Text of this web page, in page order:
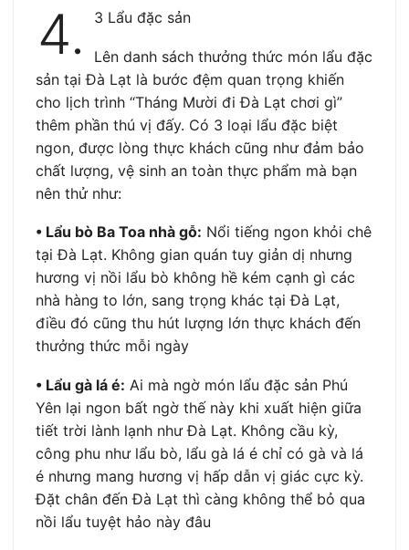
4. 3 Lẩu đặc sản
Lên danh sách thưởng thức món lẩu đặc
sản tại Đà Lạt là bước đệm quan trọng khiến
cho lịch trình “Tháng Mười đi Đà Lạt chơi gì”
thêm phần thú vị đấy. Có 3 loại lẩu đặc biệt
ngon, được lòng thực khách cũng như đảm bảo
chất lượng, vệ sinh an toàn thực phẩm mà bạn
nên thử như:
• Lẩu bò Ba Toa nhà gỗ: Nổi tiếng ngon khỏi chê
tại Đà Lạt. Không gian quán tuy giản dị nhưng
hương vị nồi lẩu bò không hề kém cạnh gì các
nhà hàng to lớn, sang trọng khác tại Đà Lạt,
điều đó cũng thu hút lượng lớn thực khách đến
thưởng thức mỗi ngày
• Lẩu gà lá é: Ai mà ngờ món lẩu đặc sản Phú
Yên lại ngon bất ngờ thế này khi xuất hiện giữa
tiết trời lành lạnh như Đà Lạt. Không cầu kỳ,
công phu như lẩu bò, lẩu gà lá é chỉ có gà và lá
é nhưng mang hương vị hấp dẫn vị giác cực kỳ.
Đặt chân đến Đà Lạt thì càng không thể bỏ qua
nồi lẩu tuyệt hảo này đâu